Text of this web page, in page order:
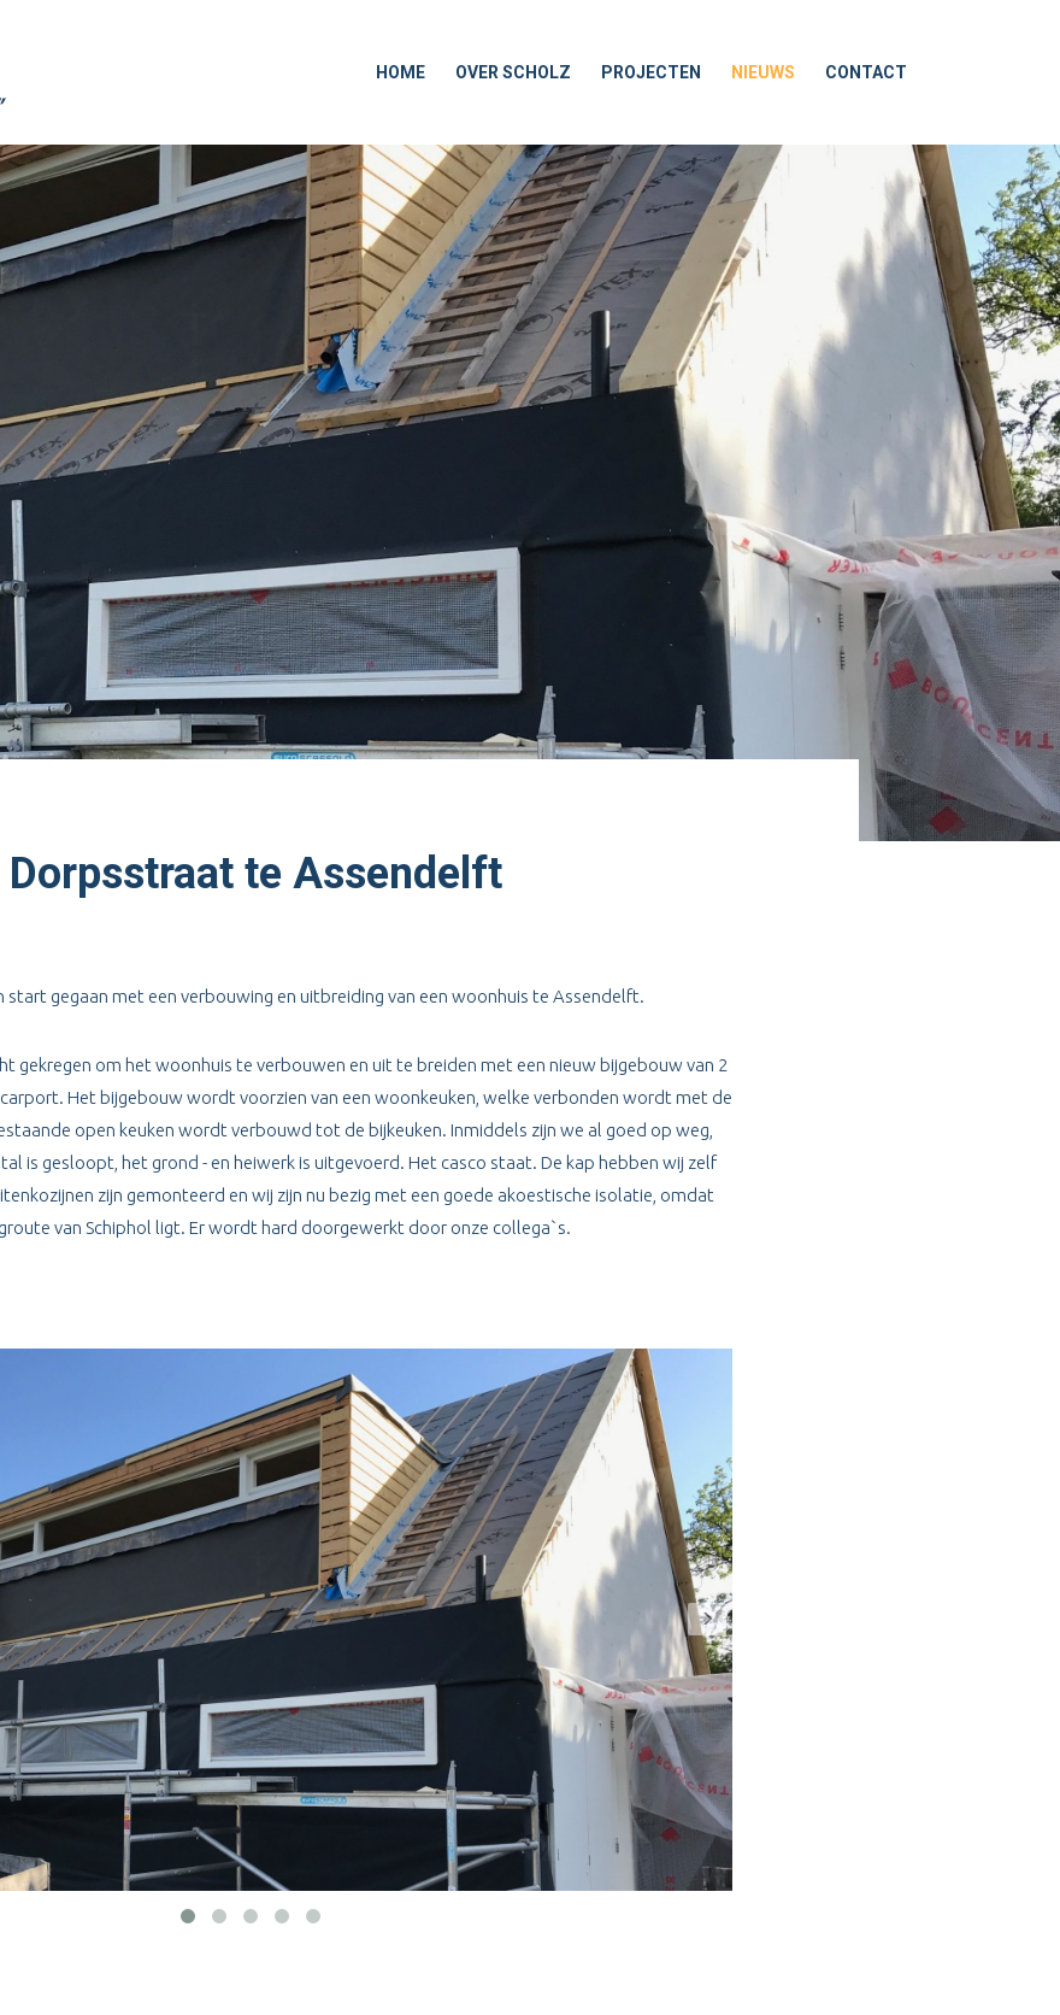
HOME OVER SCHOLZ PROJECTEN NIEUWS CONTACT
te Assendelft
start gegaan met een verbouwing en uitbreiding van een woonhuis te Assendelft.
gekregen om het woonhuis te verbouwen en uit te breiden met een nieuw bijgebouw van 2
Het bijgebouw wordt voorzien van een woonkeuken, welke verbonden wordt met de
open keuken wordt verbouwd tot de bijkeuken. Inmiddels zijn we al goed op weg,
is gesloopt, het grond - en heiwerk is uitgevoerd. Het casco staat. De kap hebben wij zelf
zijn gemonteerd en wij zijn nu bezig met een goede akoestische isolatie, omdat
van Schiphol ligt. Er wordt hard doorgewerkt door onze collega`s.